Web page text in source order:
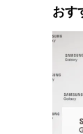
おす